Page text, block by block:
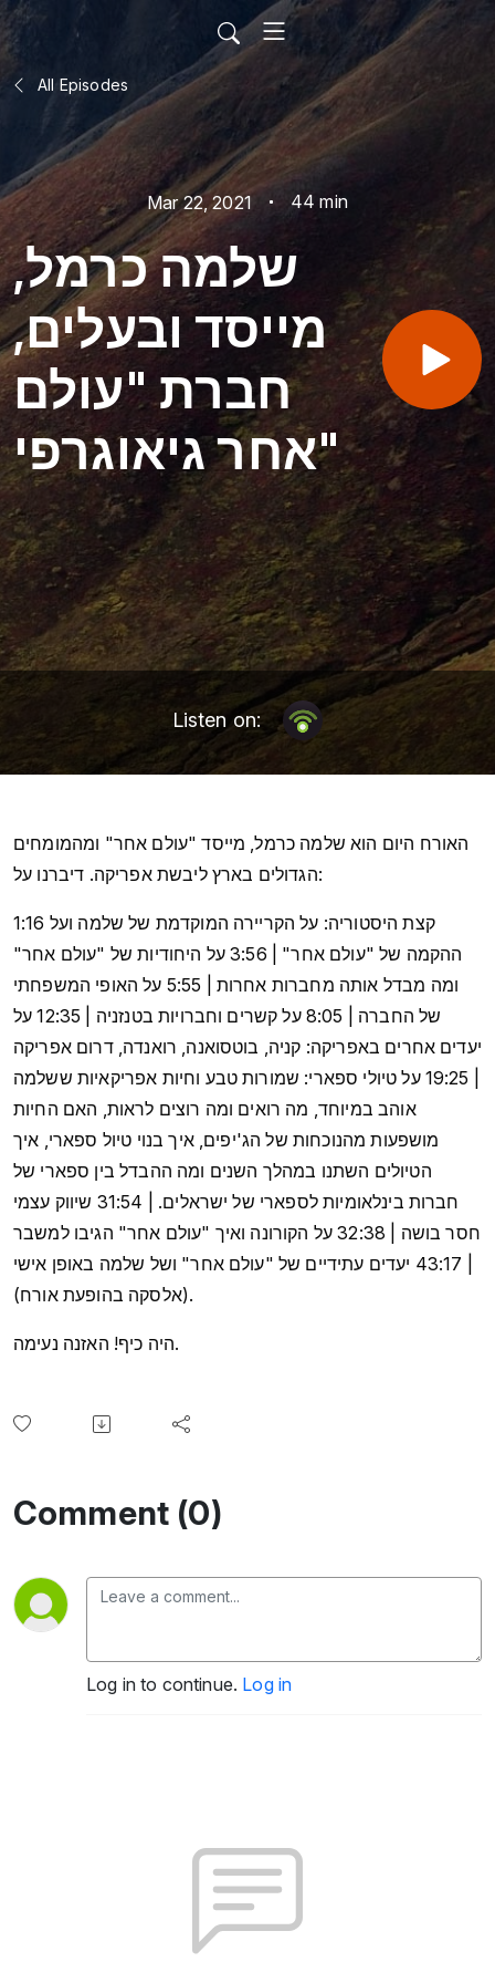
All Episodes
Mar 22, 2021 44 min
שלמה כרמל,
מייסד ובעלים,
חברת "עולם
אחר גיאוגרפי"
Listen on:
האורח היום הוא שלמה כרמל, מייסד "עולם אחר" ומהמומחים
הגדולים בארץ ליבשת אפריקה. דיברנו על:
1:16 קצת היסטוריה: על הקריירה המוקדמת של שלמה ועל
ההקמה של "עולם אחר" | 3:56 על היחודיות של "עולם אחר"
ומה מבדל אותה מחברות אחרות | 5:55 על האופי המשפחתי
של החברה | 8:05 על קשרים וחברויות בטנזניה | 12:35 על
יעדים אחרים באפריקה: קניה, בוטסואנה, רואנדה, דרום אפריקה
| 19:25 על טיולי ספארי: שמורות טבע וחיות אפריקאיות ששלמה
אוהב במיוחד, מה רואים ומה רוצים לראות, האם החיות
מושפעות מהנוכחות של הג'יפים, איך בנוי טיול ספארי, איך
הטיולים השתנו במהלך השנים ומה ההבדל בין ספארי של
חברות בינלאומיות לספארי של ישראלים. | 31:54 שיווק עצמי
חסר בושה | 32:38 על הקורונה ואיך "עולם אחר" הגיבו למשבר
| 43:17 יעדים עתידיים של "עולם אחר" ושל שלמה באופן אישי
(אלסקה בהופעת אורח).
היה כיף! האזנה נעימה.
Comment (0)
Log in to continue. Log in